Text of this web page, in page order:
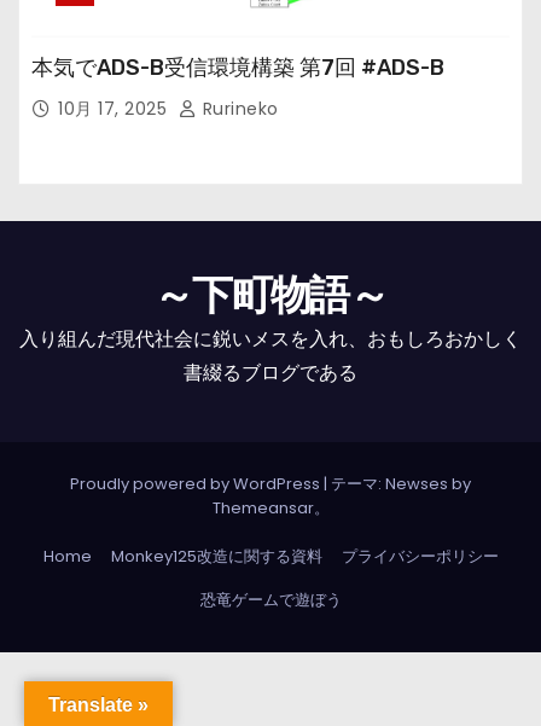
本気でADS-B受信環境構築 第7回 #ADS-B
10月 17, 2025 Rurineko
～下町物語～
入り組んだ現代社会に鋭いメスを入れ、おもしろおかしく
書綴るブログである
Proudly powered by WordPress | テーマ: Newses by
Themeansar。
Home Monkey125改造に関する資料
プライバシーポリシー
恐竜ゲームで遊ぼう
Translate »